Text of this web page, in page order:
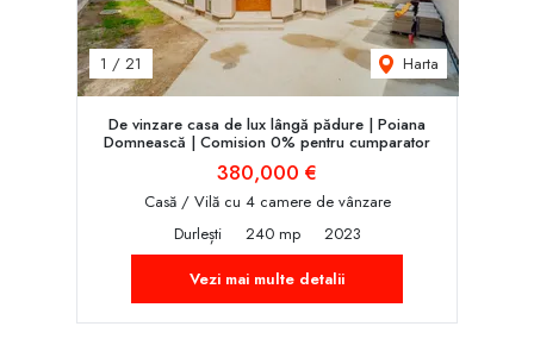
1 / 21 Harta
De vinzare casa de lux lângă pădure | Poiana
Domnească | Comision 0% pentru cumparator
380,000 €
Casă / Vilă cu 4 camere de vânzare
Durlești
240 mp
2023
Vezi mai multe detalii